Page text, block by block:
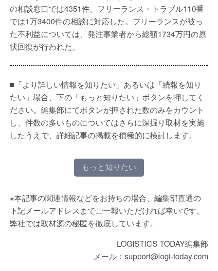
の相談窓口では4351件、フリーランス・トラブル110番
では1万3400件の相談に対応した。フリーランスが被っ
た不利益については、発注事業者から総額1734万円の原
状回復が行われた。
■「より詳しい情報を知りたい」あるいは「続報を知り
たい」場合、下の「もっと知りたい」ボタンを押してく
ださい。編集部にてボタンが押された数のみをカウント
し、件数の多いものについてはさらに深掘り取材を実施
したうえで、詳細記事の掲載を積極的に検討します。
もっと知りたい
※本記事の関連情報などをお持ちの場合、編集部直通の
下記メールアドレスまでご一報いただければ幸いです。
弊社では取材源の秘匿を徹底しています。
LOGISTICS TODAY編集部
メール：support@logi-today.com